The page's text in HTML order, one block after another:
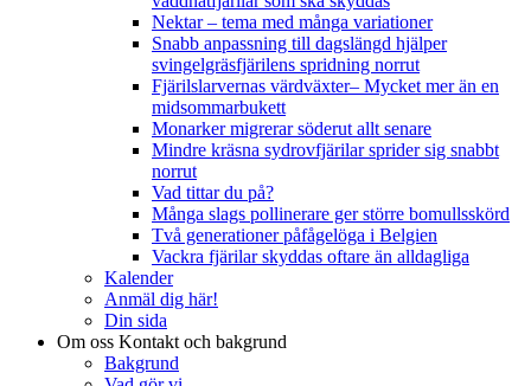
Nektar – tema med många variationer
Snabb anpassning till dagslängd hjälper
svingelgräsfjärilens spridning norrut
Fjärilslarvernas värdväxter– Mycket mer än en
midsommarbukett
Monarker migrerar söderut allt senare
Mindre kräsna sydrovfjärilar sprider sig snabbt
norrut
Vad tittar du på?
Många slags pollinerare ger större bomullsskörd
Två generationer påfågelöga i Belgien
Vackra fjärilar skyddas oftare än alldagliga
Kalender
Anmäl dig här!
Din sida
Om oss Kontakt och bakgrund
Bakgrund